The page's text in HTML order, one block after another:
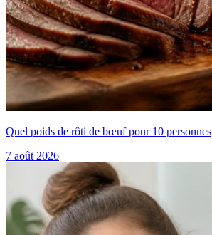
Quel poids de rôti de bœuf pour 10 personnes
7 août 2026